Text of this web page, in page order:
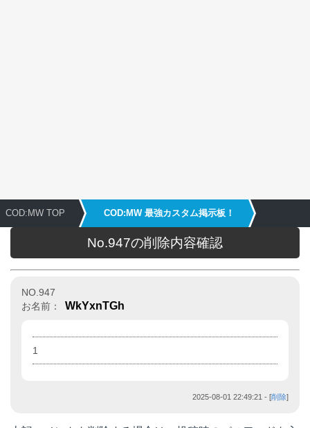
COD:MW TOP COD:MW 最強カスタム掲示板！
No.947の削除内容確認
NO.947
お名前：
WkYxnTGh
1
2025-08-01 22:49:21 - [削除]